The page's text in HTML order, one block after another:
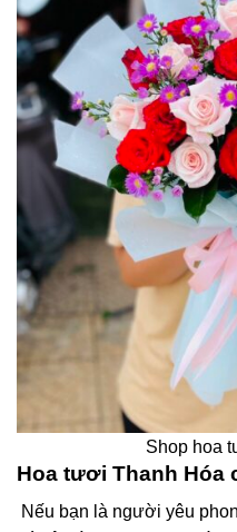
Shop hoa
Hoa tươi Thanh Hóa
Nếu bạn là người yêu